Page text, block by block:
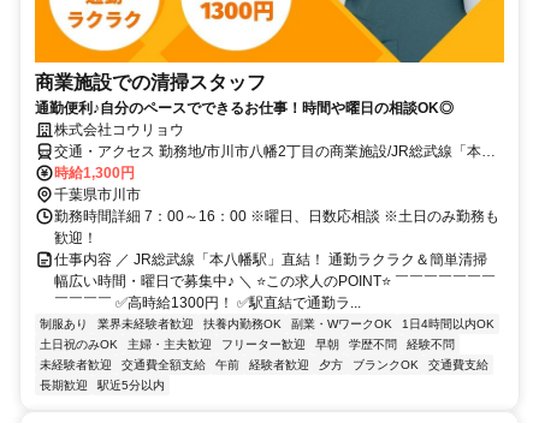
商業施設での清掃スタッフ
通勤便利♪自分のペースでできるお仕事！時間や曜日の相談OK◎
株式会社コウリョウ
交通・アクセス 勤務地/市川市八幡2丁目の商業施設/JR総武線「本八
幡駅」直結
時給1,300円
千葉県市川市
勤務時間詳細 7：00～16：00 ※曜日、日数応相談 ※土日のみ勤務も
歓迎！
仕事内容 ／ JR総武線「本八幡駅」直結！ 通勤ラクラク＆簡単清掃
幅広い時間・曜日で募集中♪ ＼ ⭐この求人のPOINT⭐ ￣￣￣￣￣￣￣
￣￣￣￣ ✅高時給1300円！ ✅駅直結で通勤ラ...
制服あり 業界未経験者歓迎 扶養内勤務OK 副業・WワークOK
1日4時間以内OK
土日祝のみOK
主婦・主夫歓迎 フリーター歓迎 早朝 学歴不問
経験不問
未経験者歓迎
交通費全額支給 午前 経験者歓迎 夕方 ブランクOK
交通費支給
長期歓迎
駅近5分以内